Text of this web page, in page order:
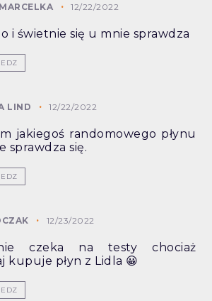
12/22/2022
i świetnie się u mnie sprawdza
LIND 12/22/2022
jakiegoś randomowego płynu
sprawdza się.
12/23/2022
czeka na testy chociaż
kupuje płyn z Lidla 😀